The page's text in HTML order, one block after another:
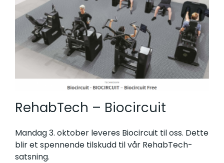
RehabTech – Biocircuit
Mandag 3. oktober leveres Biocircuit til oss. Dette
blir et spennende tilskudd til vår RehabTech-
satsning.